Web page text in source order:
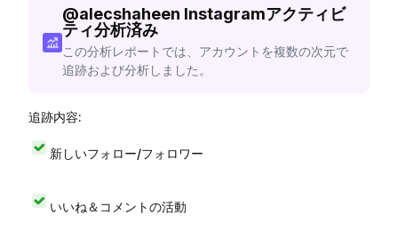
@alecshaheen Instagramアクティビ
ティ分析済み
この分析レポートでは、アカウントを複数の次元で
追跡および分析しました。
追跡内容:
新しいフォロー/フォロワー
いいね＆コメントの活動